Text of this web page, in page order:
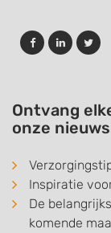
Ontvang
onze
Inspiratie
De
komende